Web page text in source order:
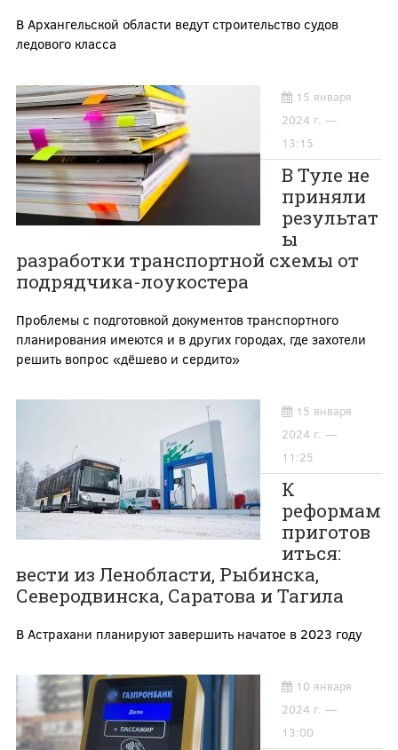
В Архангельской области ведут строительство судов
ледового класса
15 января
2024 г. —
13:15
В Туле не
приняли
результат
ы
разработки транспортной схемы от
подрядчика-лоукостера
Проблемы с подготовкой документов транспортного
планирования имеются и в других городах, где захотели
решить вопрос «дёшево и сердито»
15 января
2024 г. —
11:25
К
реформам
приготов
иться:
вести из Ленобласти, Рыбинска,
Северодвинска, Саратова и Тагила
В Астрахани планируют завершить начатое в 2023 году
10 января
2024 г. —
13:00